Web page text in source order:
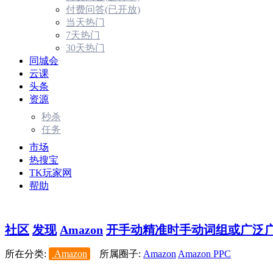
付费问答(已开放)
当天热门
7天热门
30天热门
同城会
云课
头条
资源
秒杀
任务
市场
热搜宝
TK玩家网
帮助
社区 发现 Amazon 开手动精准时手动词组或广泛
所在分类: Amazon 所属圈子: AmazonAmazon PPC